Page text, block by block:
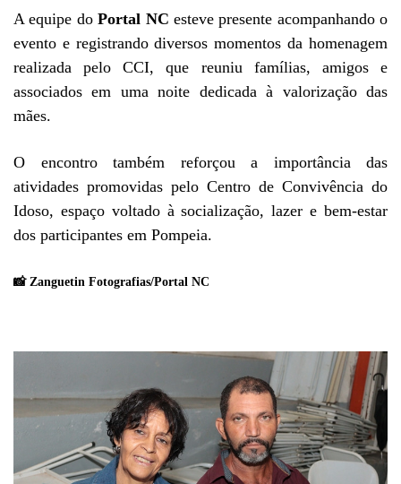
A equipe doPortal NC esteve presente acompanhando o
evento e registrando diversos momentos da homenagem
realizada pelo CCI, que reuniu famílias, amigos e
associados em uma noite dedicada à valorização das
mães.
O encontro também reforçou a importância das
atividades promovidas pelo Centro de Convivência do
Idoso, espaço voltado à socialização, lazer e bem-estar
dos participantes em Pompeia.
📸 Zanguetin Fotografias/Portal NC